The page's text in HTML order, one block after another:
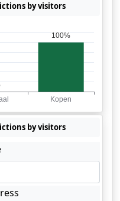
by visitors
by visitors